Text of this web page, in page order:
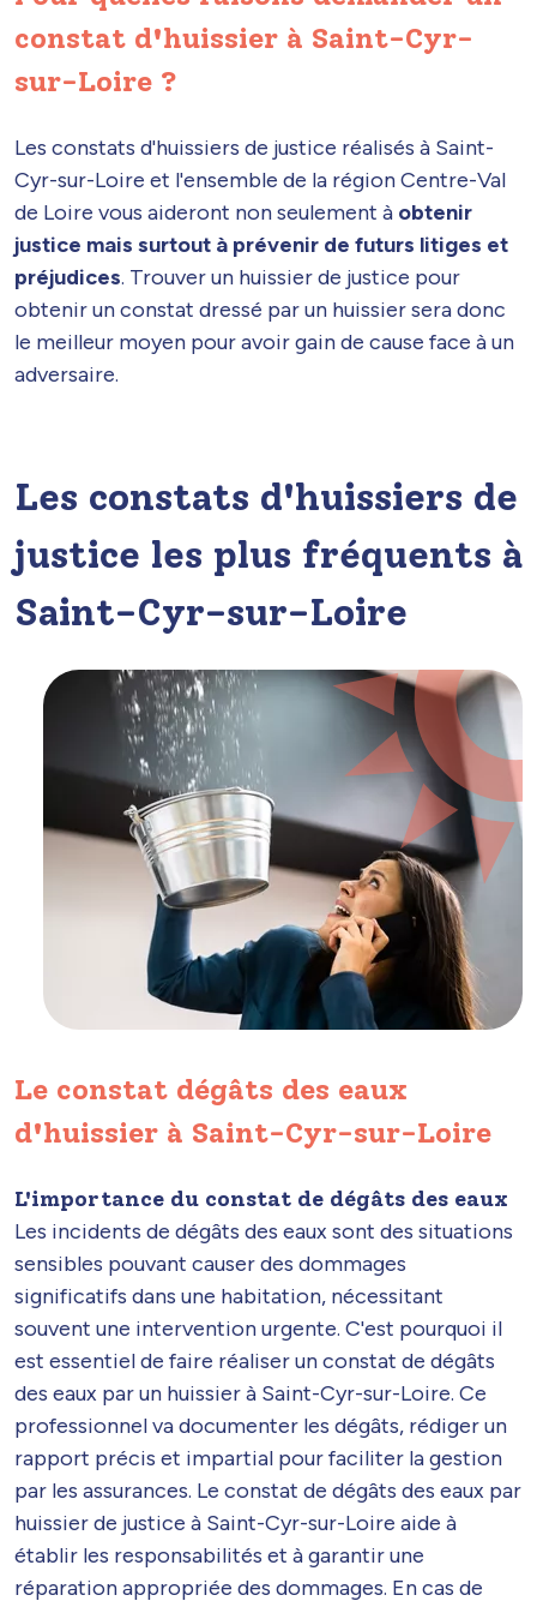
constat d'huissier à Saint-Cyr-
sur-Loire ?
Les constats d'huissiers de justice réalisés à Saint-
Cyr-sur-Loire et l'ensemble de la région Centre-Val
de Loire vous aideront non seulement à obtenir
justice mais surtout à prévenir de futurs litiges et
préjudices. Trouver un huissier de justice pour
obtenir un constat dressé par un huissier sera donc
le meilleur moyen pour avoir gain de cause face à un
adversaire.
Les constats d'huissiers de
justice les plus fréquents à
Saint-Cyr-sur-Loire
Le constat dégâts des eaux
d'huissier à Saint-Cyr-sur-Loire
L'importance du constat de dégâts des eaux
Les incidents de dégâts des eaux sont des situations
sensibles pouvant causer des dommages
significatifs dans une habitation, nécessitant
souvent une intervention urgente. C'est pourquoi il
est essentiel de faire réaliser un constat de dégâts
des eaux par un huissier à Saint-Cyr-sur-Loire. Ce
professionnel va documenter les dégâts, rédiger un
rapport précis et impartial pour faciliter la gestion
par les assurances. Le constat de dégâts des eaux par
huissier de justice à Saint-Cyr-sur-Loire aide à
établir les responsabilités et à garantir une
réparation appropriée des dommages. En cas de